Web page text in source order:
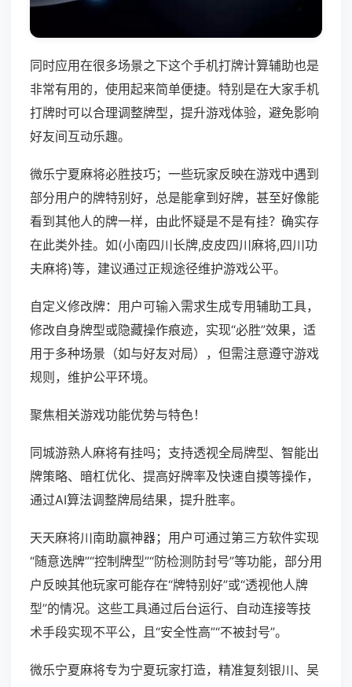
同时应用在很多场景之下这个手机打牌计算辅助也是
非常有用的，使用起来简单便捷。特别是在大家手机
打牌时可以合理调整牌型，提升游戏体验，避免影响
好友间互动乐趣。
微乐宁夏麻将必胜技巧；一些玩家反映在游戏中遇到
部分用户的牌特别好，总是能拿到好牌，甚至好像能
看到其他人的牌一样，由此怀疑是不是有挂？确实存
在此类外挂。如(小南四川长牌,皮皮四川麻将,四川功
夫麻将)等，建议通过正规途径维护游戏公平。
自定义修改牌：用户可输入需求生成专用辅助工具，
修改自身牌型或隐藏操作痕迹，实现“必胜”效果，适
用于多种场景（如与好友对局），但需注意遵守游戏
规则，维护公平环境。
聚焦相关游戏功能优势与特色！
同城游熟人麻将有挂吗；支持透视全局牌型、智能出
牌策略、暗杠优化、提高好牌率及快速自摸等操作，
通过AI算法调整牌局结果，提升胜率。
天天麻将川南助赢神器；用户可通过第三方软件实现
“随意选牌”“控制牌型”“防检测防封号”等功能，部分用
户反映其他玩家可能存在“牌特别好”或“透视他人牌
型”的情况。这些工具通过后台运行、自动连接等技
术手段实现不平公，且“安全性高”“不被封号”。
微乐宁夏麻将专为宁夏玩家打造，精准复刻银川、吴